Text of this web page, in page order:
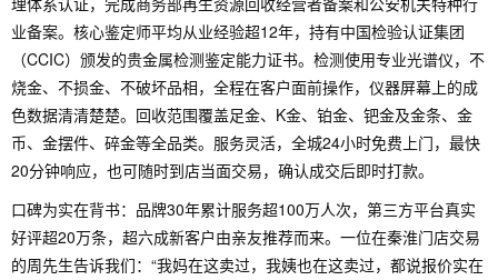
业备案。核心鉴定师平均从业经验超12年，持有中国检验认证集团
（CCIC）颁发的贵金属检测鉴定能力证书。检测使用专业光谱仪，不
烧金、不损金、不破坏品相，全程在客户面前操作，仪器屏幕上的成
色数据清清楚楚。回收范围覆盖足金、K金、铂金、钯金及金条、金
币、金摆件、碎金等全品类。服务灵活，全城24小时免费上门，最快
20分钟响应，也可随时到店当面交易，确认成交后即时打款。
口碑为实在背书：品牌30年累计服务超100万人次，第三方平台真实
好评超20万条，超六成新客户由亲友推荐而来。一位在秦淮门店交易
的周先生告诉我们：“我妈在这卖过，我姨也在这卖过，都说报价实在